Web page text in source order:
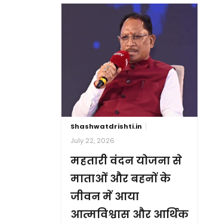
Shashwatdrishti.in
July 22, 2026
महतारी वंदन योजना से
माताओं और बहनों के
जीवन में आया
आत्मविश्वास और आर्थिक